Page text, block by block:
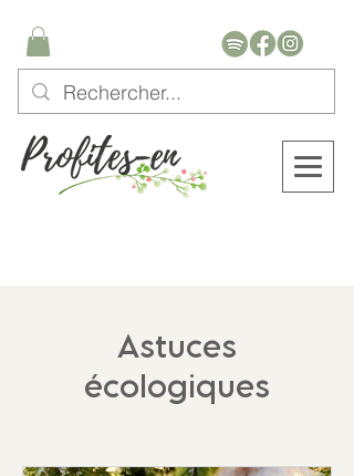
Astuces
écologiques